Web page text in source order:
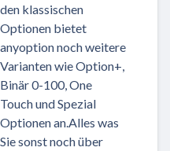
den klassischen
Optionen bietet
anyoption noch weitere
Varianten wie Option+,
Binär 0-100, One
Touch und Spezial
Optionen an.Alles was
Sie sonst noch über